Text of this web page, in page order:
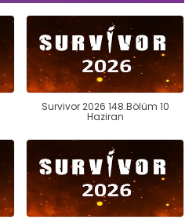
Survivor 2026 148.Bölüm 10
Haziran